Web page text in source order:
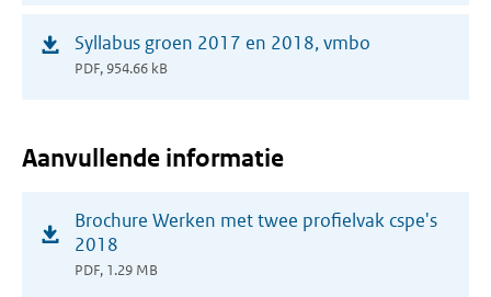
Syllabus groen 2017 en 2018, vmbo
PDF, 954.66 kB
Aanvullende informatie
Brochure Werken met twee profielvak cspe's
2018
PDF, 1.29 MB